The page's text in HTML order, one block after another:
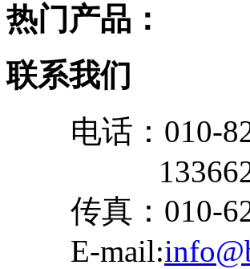
热门产品：
联系我们
电话：010-
传真：010-
E-mail: